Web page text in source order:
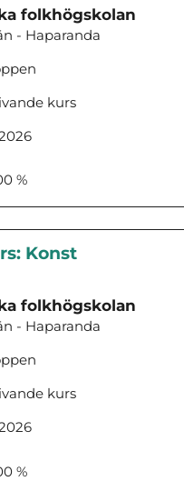
folkhögskolan
- Haparanda
kurs
%
Konst
folkhögskolan
- Haparanda
kurs
%